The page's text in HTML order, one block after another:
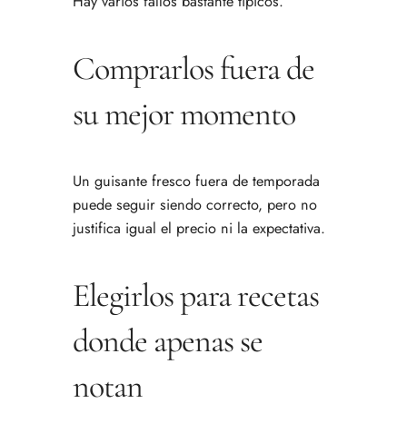
Comprarlos fuera de
su mejor momento
Un guisante fresco fuera de temporada
puede seguir siendo correcto, pero no
justifica igual el precio ni la expectativa.
Elegirlos para recetas
donde apenas se
notan